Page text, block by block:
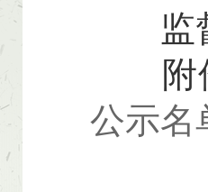
监督
附
公示名